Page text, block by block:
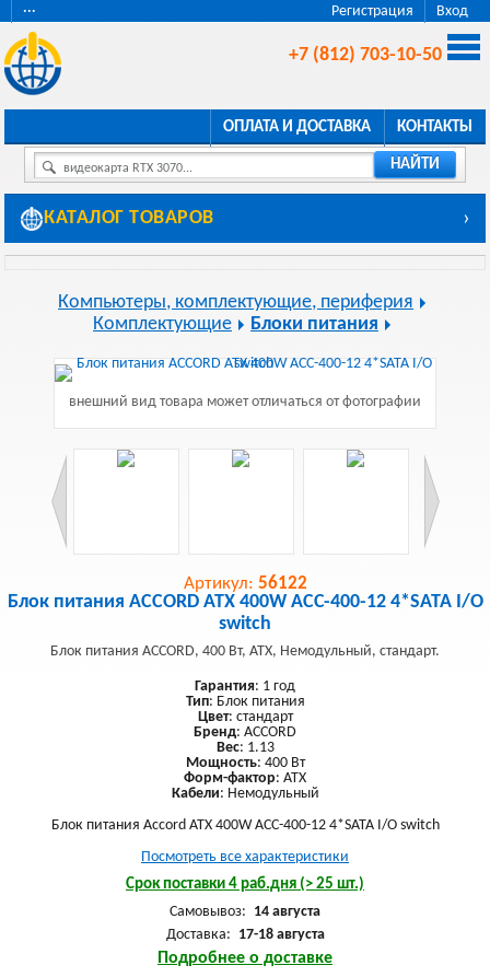
Регистрация Вход
···
+7 (812) 703-10-50
ОПЛАТА И ДОСТАВКА КОНТАКТЫ
видеокарта RTX 3070... НАЙТИ
КАТАЛОГ ТОВАРОВ ›
Компьютеры, комплектующие, периферия
Комплектующие
Блоки питания
внешний вид товара может отличаться от фотографии
Артикул: 56122
Блок питания ACCORD ATX 400W ACC-400-12 4*SATA I/O
switch
Блок питания ACCORD, 400 Вт, ATX, Немодульный, стандарт.
Гарантия: 1 год
Тип: Блок питания
Цвет: стандарт
Бренд: ACCORD
Вес: 1.13
Мощность: 400 Вт
Форм-фактор: ATX
Кабели: Немодульный
Блок питания Accord ATX 400W ACC-400-12 4*SATA I/O switch
Посмотреть все характеристики
Срок поставки 4 раб.дня (> 25 шт.)
Самовывоз: 14 августа
Доставка: 17-18 августа
Подробнее о доставке